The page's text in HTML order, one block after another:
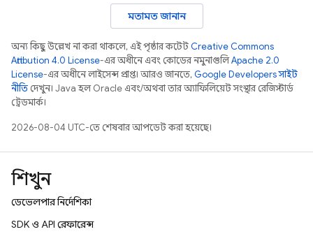
মতামত জানান
অন্য কিছু উল্লেখ না করা থাকলে, এই পৃষ্ঠার কন্টেন্টCreative Commons
Attribution 4.0 License-এর অধীনে এবং কোডের নমুনাগুলিApache 2.0
License-এর অধীনে লাইসেন্স প্রাপ্ত। আরও জানতে,Google Developers সাইট
নীতি দেখুন। Java হল Oracle এবং/অথবা তার অ্যাফিলিয়েট সংস্থার রেজিস্টার্ড
ট্রেডমার্ক।
2026-08-04 UTC-তে শেষবার আপডেট করা হয়েছে।
শিখুন
ডেভেলপার নির্দেশিকা
SDK ও API রেফারেন্স